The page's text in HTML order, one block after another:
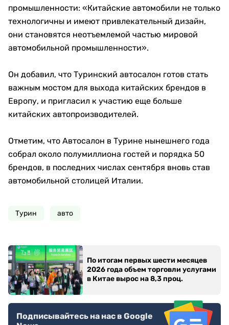
промышленности: «Китайские автомобили не только
технологичны и имеют привлекательный дизайн,
они становятся неотъемлемой частью мировой
автомобильной промышленности».
Он добавил, что Туринский автосалон готов стать
важным мостом для выхода китайских брендов в
Европу, и пригласил к участию еще больше
китайских автопроизводителей.
Отметим, что Автосалон в Турине нынешнего года
собрал около полумиллиона гостей и порядка 50
брендов, в последних числах сентября вновь став
автомобильной столицей Италии.
Турин авто
По итогам первых шести месяцев
2026 года объем торговли услугами
в Китае вырос на 8,3 проц.
Подписывайтесь на нас в Google